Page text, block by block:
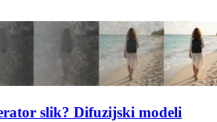
slik? Difuzijski modeli